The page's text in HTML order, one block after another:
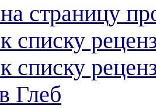
страницу
списку
списку
Глеб